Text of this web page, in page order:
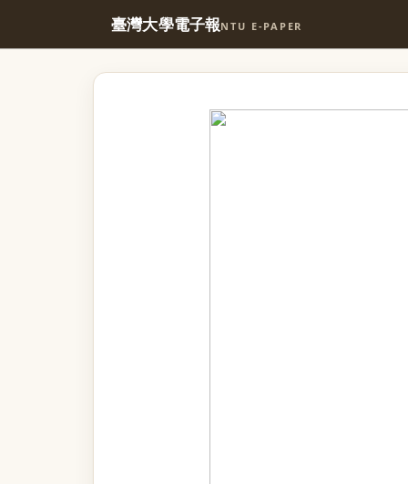
臺灣大學電子報NTU E-PAPER